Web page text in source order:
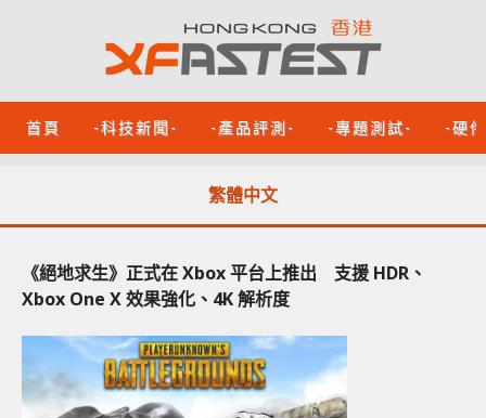
首頁 -科技新聞- -產品評測- -專題測試- -硬
繁體中文
《絕地求生》正式在 Xbox 平台上推出 支援 HDR、
Xbox One X 效果強化、4K 解析度